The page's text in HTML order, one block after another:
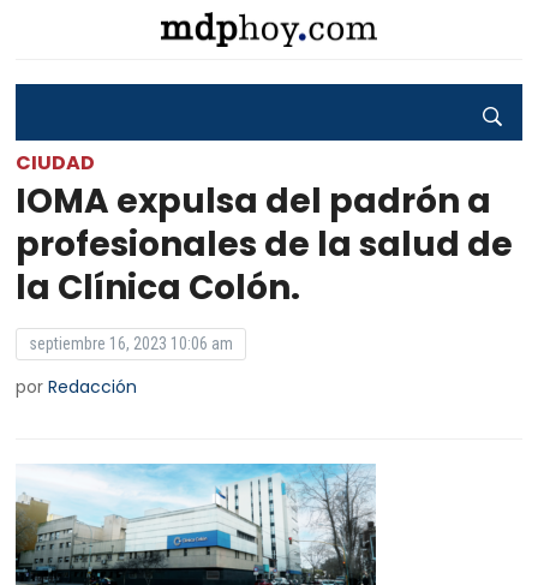
CIUDAD
IOMA expulsa del padrón a
profesionales de la salud de
la Clínica Colón.
septiembre 16, 2023 10:06 am
porRedacción